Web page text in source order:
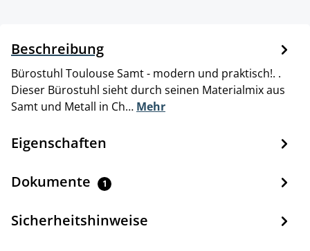
Beschreibung
Bürostuhl Toulouse Samt - modern und praktisch!. .
Dieser Bürostuhl sieht durch seinen Materialmix aus
Samt und Metall in Ch… Mehr
Eigenschaften
Dokumente 1
Sicherheitshinweise